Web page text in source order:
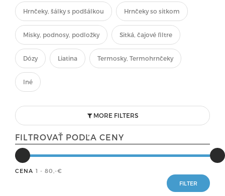
Hrnčeky, šálky s podšálkou Hrnčeky so sitkom
Misky, podnosy, podložky Sitká, čajové filtre
Dózy Liatina Termosky, Termohrnčeky
Iné
MORE FILTERS
FILTROVAŤ PODĽA CENY
CENA 1 - 80 ,-€